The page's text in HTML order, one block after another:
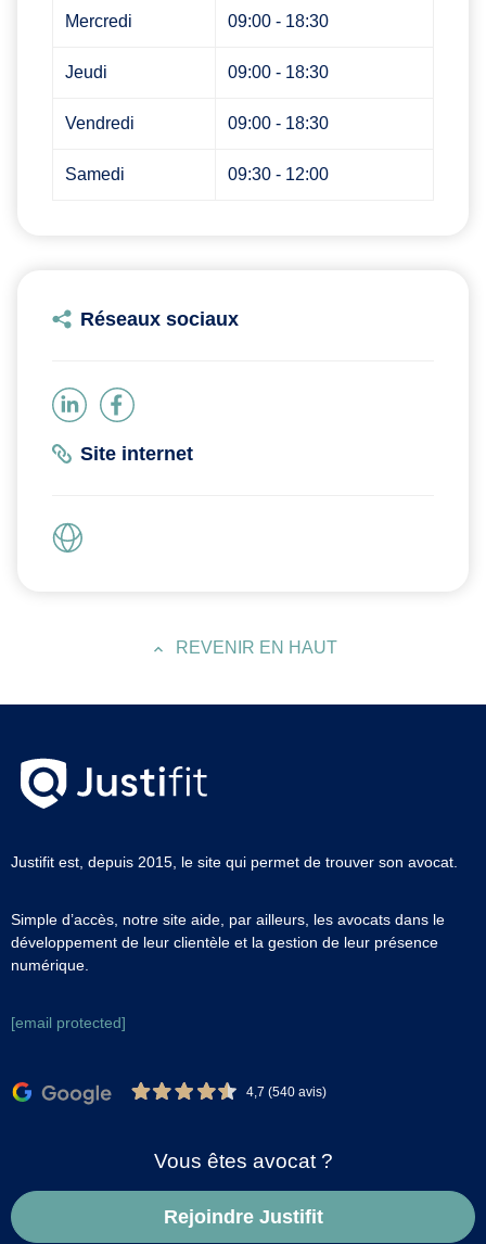
Mercredi 09:00 - 18:30
Jeudi 09:00 - 18:30
Vendredi 09:00 - 18:30
Samedi 09:30 - 12:00
Réseaux sociaux
Site internet
REVENIR EN HAUT
Justifit est, depuis 2015, le site qui permet de trouver son avocat.
Simple d’accès, notre site aide, par ailleurs, les avocats dans le
développement de leur clientèle et la gestion de leur présence
numérique.
[email protected]
4,7 (540 avis)
Vous êtes avocat ?
Rejoindre Justifit